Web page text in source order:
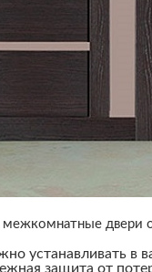
межкомнатные
устанавливать в
защита от